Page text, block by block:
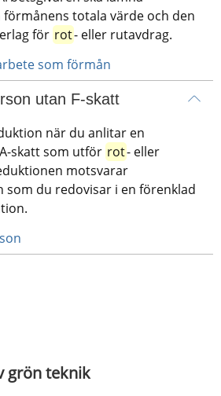
totala värde och den
för rot- eller rutavdrag.
som förmån
utan F-skatt
när du anlitar en
skatt som utför rot- eller
motsvarar
som du redovisar i en förenklad
grön teknik